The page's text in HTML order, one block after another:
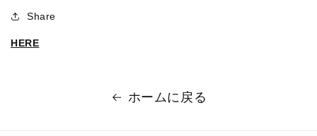
Share
HERE
ホームに戻る